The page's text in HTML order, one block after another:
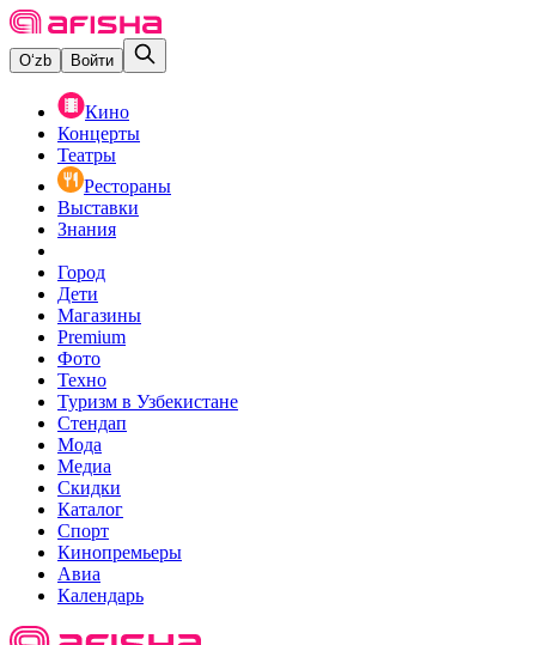
O‘zb Войти
Кино
Концерты
Театры
Рестораны
Выставки
Знания
Город
Дети
Магазины
Premium
Фото
Техно
Туризм в Узбекистане
Стендап
Мода
Медиа
Скидки
Каталог
Спорт
Кинопремьеры
Авиа
Календарь